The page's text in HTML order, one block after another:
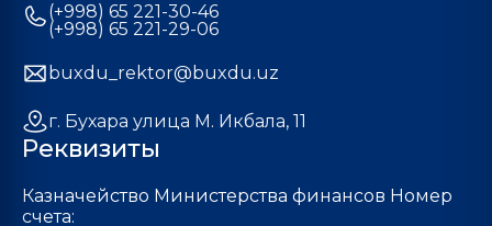
(+998) 65 221-30-46
(+998) 65 221-29-06
buxdu_rektor@buxdu.uz
г. Бухара улица М. Икбала, 11
Реквизиты
Казначейство Министерства финансов Номер
счета: